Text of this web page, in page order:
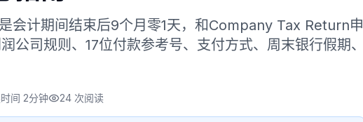
会计期间结束后9个月零1天，和Company Tax Return申
公司规则、17位付款参考号、支付方式、周末银行假期、
间 2分钟 24 次阅读